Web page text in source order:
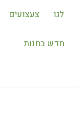
לגו צעצועים
חדש בחנות